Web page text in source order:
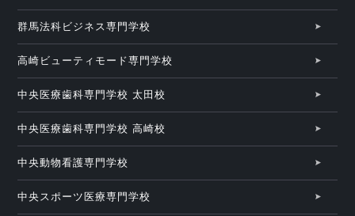
群馬法科ビジネス専門学校
高崎ビューティモード専門学校
中央医療歯科専門学校 太田校
中央医療歯科専門学校 高崎校
中央動物看護専門学校
中央スポーツ医療専門学校